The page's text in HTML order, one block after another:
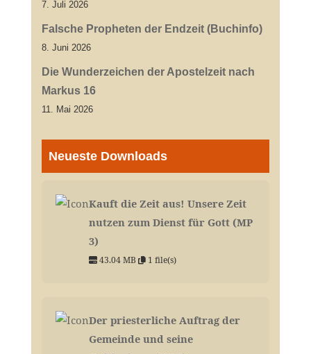
7. Juli 2026
Falsche Propheten der Endzeit (Buchinfo)
8. Juni 2026
Die Wunderzeichen der Apostelzeit nach
Markus 16
11. Mai 2026
Neueste Downloads
Kauft die Zeit aus! Unsere Zeit
nutzen zum Dienst für Gott (MP
3)
43.04 MB 1 file(s)
Der priesterliche Auftrag der
Gemeinde und seine